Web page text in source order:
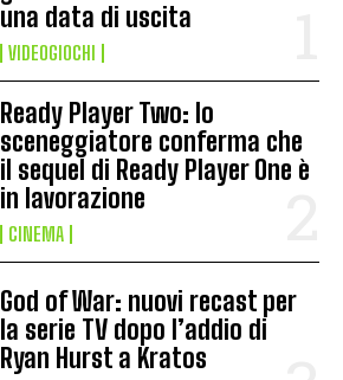
una data di uscita
VIDEOGIOCHI
Ready Player Two: lo
sceneggiatore conferma che
il sequel di Ready Player One è
in lavorazione
CINEMA
God of War: nuovi recast per
la serie TV dopo l’addio di
Ryan Hurst a Kratos